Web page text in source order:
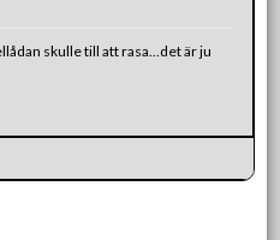
skulle till att rasa…det är ju